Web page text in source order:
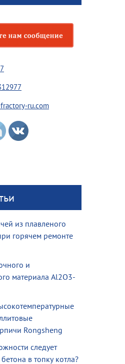
ru.com
из плавленого
горячем ремонте
и
материала Al2O3-
Rongsheng
следует
в топку котла?